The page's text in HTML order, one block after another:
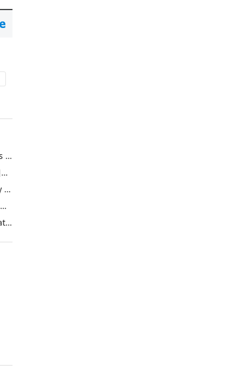
Khimji Ramdas Group Chooses Rimini Street to Reduce SAP Support Costs, Protect 700+ Customizations and Reinvest Savings in Innovation
한전, 에너지 신산업 이끌 ‘한전기술지주’ 공식 출범
Purina Named as First Publicly Announced NIQ ConnectAI Charter Client
닐슨IQ, Connect AI 차터 프로그램 최초 고객사 ‘퓨리나’ 선정
Power Integrations Demonstrates World’s First 2200 V GaN Technology for Next-Era High-Voltage Power Systems